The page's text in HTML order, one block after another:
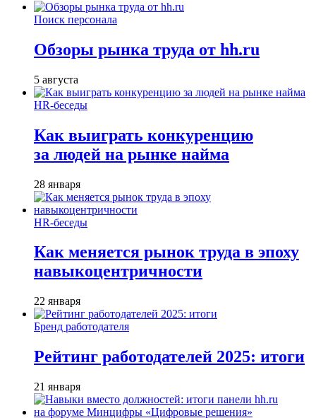
Поиск персонала
Обзоры рынка труда от hh.ru
5 августа
HR-беседы
Как выиграть конкуренцию
за людей на рынке найма
28 января
HR-беседы
Как меняется рынок труда в эпоху
навыкоцентричности
22 января
Бренд работодателя
Рейтинг работодателей 2025: итоги
21 января